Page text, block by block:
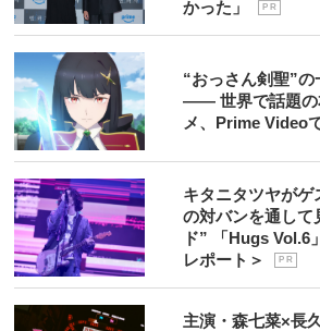
かった」
P R
“おっさん剣聖”
―― 世界で話題の
メ、Prime Video
キタニタツヤがゲ
の対バンを通して
ド” 「Hugs Vol.6
レポート＞
P R
主演・森七菜×長